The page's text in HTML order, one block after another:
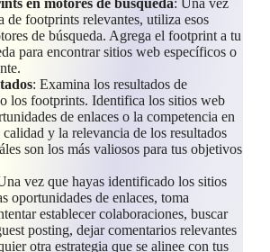
en motores de búsqueda: Una vez
de footprints relevantes, utiliza esos
de búsqueda. Agrega el footprint a tu
para encontrar sitios web específicos o
: Examina los resultados de
los footprints. Identifica los sitios web
de enlaces o la competencia en
y la relevancia de los resultados
son los más valiosos para tus objetivos
vez que hayas identificado los sitios
oportunidades de enlaces, toma
establecer colaboraciones, buscar
posting, dejar comentarios relevantes
otra estrategia que se alinee con tus